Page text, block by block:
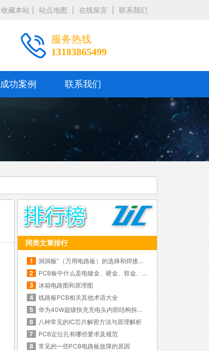
收藏本站 站点地图 在线留言 联系我们
服务热线
13183865499
成功案例 联系我们
同类文章排行
1
洞洞板”（万用电路板）的选择和焊接使用技巧
2
PCB板中什么是电镀金、硬金、软金、化金、闪金？
3
冰箱电路图和原理图
4
线路板PCB相关其他术语大全
5
华为40W超级快充充电头内部结构拆解图
6
八种常见的IC芯片解密方法与原理解析
7
PCB定位孔有哪些要求及规范
8
常见的一些PCB电路板故障的原因